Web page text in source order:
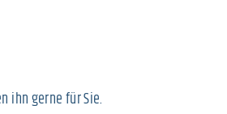
ihn gerne für Sie.